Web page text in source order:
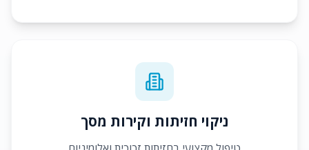
ניקוי חזיתות וקירות מסך